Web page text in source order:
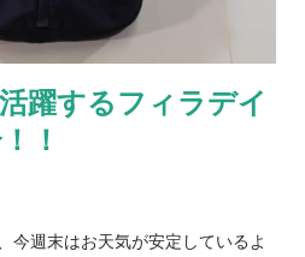
躍するフィラデイ
！
今週末はお天気が安定しているよ